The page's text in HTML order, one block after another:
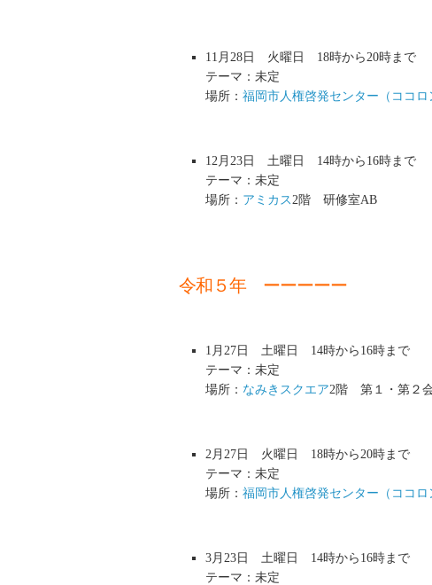
11月28日 火曜日 18時から20時まで
テーマ：未定
場所： 福岡市人権啓発センター（ココロ
12月23日 土曜日 14時から16時まで
テーマ：未定
場所： アミカス2階 研修室AB
令和５年 ーーーーー
1月27日 土曜日 14時から16時まで
テーマ：未定
場所： なみきスクエア2階 第１・第２
2月27日 火曜日 18時から20時まで
テーマ：未定
場所： 福岡市人権啓発センター（ココロ
3月23日 土曜日 14時から16時まで
テーマ：未定